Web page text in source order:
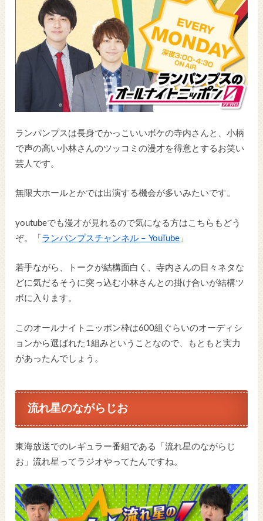
ランパンプスは長身でかっこいいボケの寺内さんと、小柄
で声の高い小林さんのツッコミの漫才を得意とするお笑い
芸人です。
無限大ホールとかでは出演する機会が多いみたいです。
youtubeでも漫才が見れるので気になる方はこちらもどう
ぞ。「 ランパンプスチャンネル – YouTube 」
若手ながら、トークが結構面白く、寺内さんの日々ネタな
どに気だるそうに突っ込む小林さんとの掛け合いが結構ツ
ボに入ります。
このオールナイトニッポン枠は600組ぐらいのオーディシ
ョンから選ばれた1組みということなので、もともと実力
があったんでしょう。
流れ星のながらじお
東海放送でのレギュラー番組である「流れ星のながらじ
お」流れ星ってラジオやってたんですね。